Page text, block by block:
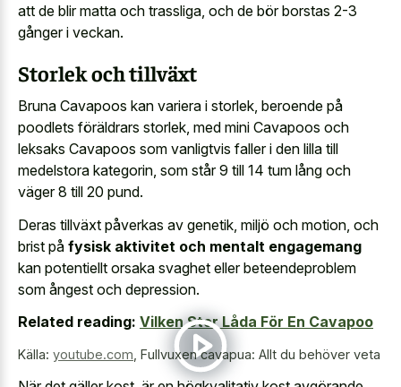
att de blir matta och trassliga, och de bör borstas 2-3
gånger i veckan.
Storlek och tillväxt
Bruna Cavapoos kan variera i storlek, beroende på
poodlets föräldrars storlek, med mini Cavapoos och
leksaks Cavapoos som vanligtvis faller i den lilla till
medelstora kategorin, som står 9 till 14 tum lång och
väger 8 till 20 pund.
Deras tillväxt påverkas av genetik, miljö och motion, och
brist på fysisk aktivitet och mentalt engagemang
kan potentiellt orsaka svaghet eller beteendeproblem
som ångest och depression.
Related reading: Vilken Stor Låda För En Cavapoo
Källa: youtube.com Fullvuxen cavapua: Allt du behöver veta